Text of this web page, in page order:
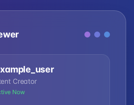
Creator
Now